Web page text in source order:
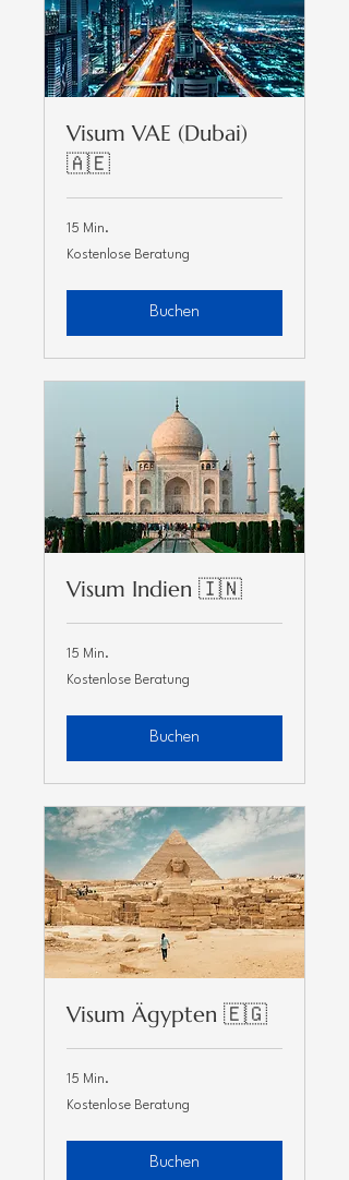
Visum VAE (Dubai)
🇦🇪
15 Min.
Kostenlose
Beratung
Kostenlose Beratung
Buchen
Visum Indien 🇮🇳
15 Min.
Kostenlose
Beratung
Kostenlose Beratung
Buchen
Visum Ägypten 🇪🇬
15 Min.
Kostenlose
Beratung
Kostenlose Beratung
Buchen